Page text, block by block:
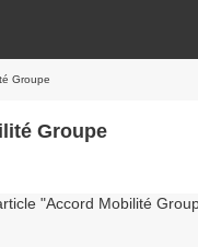
Groupe
Groupe